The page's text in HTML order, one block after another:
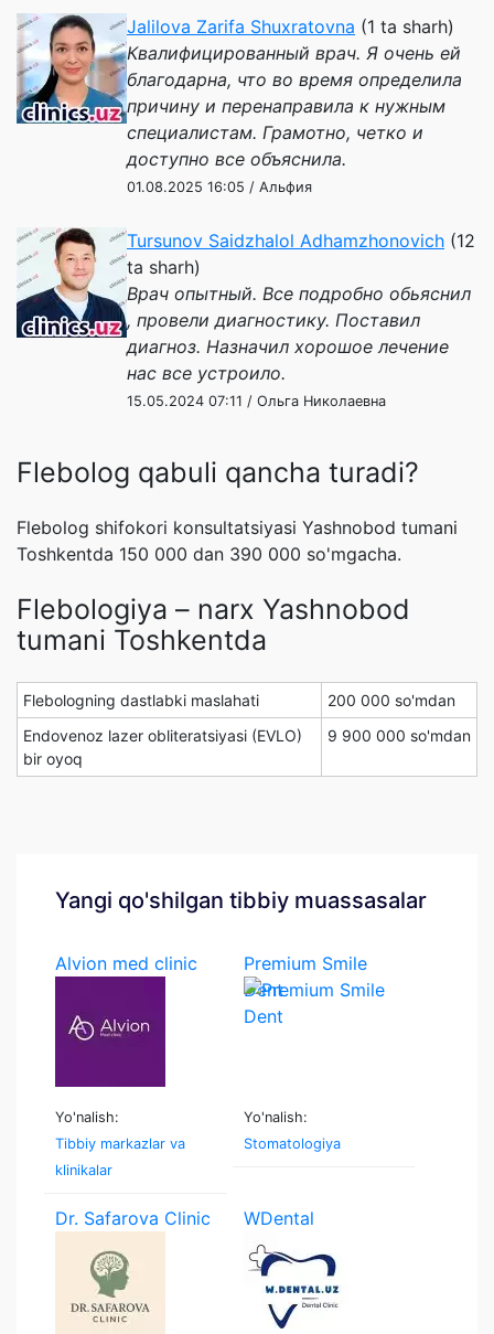
Jalilova Zarifa Shuxratovna (1 ta sharh)
Квалифицированный врач. Я очень ей
благодарна, что во время определила
причину и перенаправила к нужным
специалистам. Грамотно, четко и
доступно все объяснила.
01.08.2025 16:05 / Альфия
Tursunov Saidzhalol Adhamzhonovich (12
ta sharh)
Врач опытный. Все подробно обьяснил
, провели диагностику. Поставил
диагноз. Назначил хорошое лечение
нас все устроило.
15.05.2024 07:11 / Ольга Николаевна
Flebolog qabuli qancha turadi?
Flebolog shifokori konsultatsiyasi Yashnobod tumani
Toshkentda 150 000 dan 390 000 so'mgacha.
Flebologiya – narx Yashnobod
tumani Toshkentda
Flebologning dastlabki maslahati
200 000 so'mdan
Endovenoz lazer obliteratsiyasi (EVLO)
bir oyoq
9 900 000 so'mdan
Yangi qo'shilgan tibbiy muassasalar
Alvion med clinic
Yo'nalish:
Tibbiy markazlar va
klinikalar
Premium Smile
Dent
Yo'nalish:
Stomatologiya
Dr. Safarova Clinic WDental